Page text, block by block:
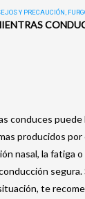
Y PRECAUCIÓN
conduces puede
producidos
nasal, la fatiga
segura.
te